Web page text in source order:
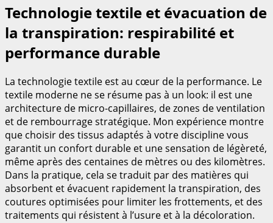
Technologie textile et évacuation de
la transpiration: respirabilité et
performance durable
La technologie textile est au cœur de la performance. Le
textile moderne ne se résume pas à un look: il est une
architecture de micro-capillaires, de zones de ventilation
et de rembourrage stratégique. Mon expérience montre
que choisir des tissus adaptés à votre discipline vous
garantit un confort durable et une sensation de légèreté,
même après des centaines de mètres ou des kilomètres.
Dans la pratique, cela se traduit par des matières qui
absorbent et évacuent rapidement la transpiration, des
coutures optimisées pour limiter les frottements, et des
traitements qui résistent à l’usure et à la décoloration.